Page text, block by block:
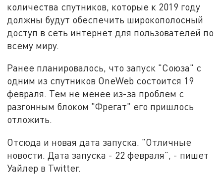
количества спутников, которые к 2019 году
должны будут обеспечить широкополосный
доступ в сеть интернет для пользователей по
всему миру.
Ранее планировалось, что запуск "Союза" с
одним из спутников OneWeb состоится 19
февраля. Тем не менее из-за проблем с
разгонным блоком "Фрегат" его пришлось
отложить.
Отсюда и новая дата запуска. "Отличные
новости. Дата запуска - 22 февраля", - пишет
Уайлер в Twitter.